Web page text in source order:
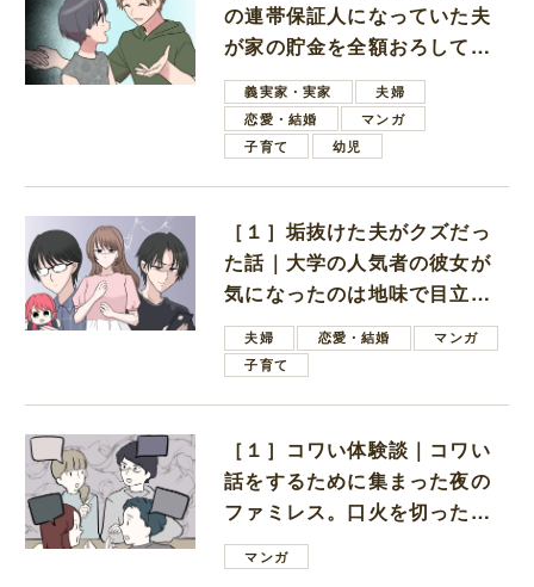
の連帯保証人になっていた夫
が家の貯金を全額おろしてほ
しいと言ってきた
義実家・実家
夫婦
恋愛・結婚
マンガ
子育て
幼児
［１］垢抜けた夫がクズだっ
た話｜大学の人気者の彼女が
気になったのは地味で目立た
ない男子学生
夫婦 恋愛・結婚
マンガ
子育て
［１］コワい体験談｜コワい
話をするために集まった夜の
ファミレス。口火を切ったの
は電車好きの男の子ママ
マンガ